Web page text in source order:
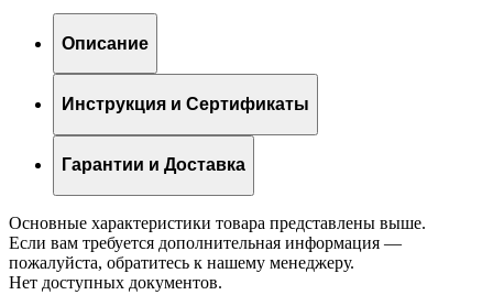
Описание
Инструкция и Сертификаты
Гарантии и Доставка
Основные характеристики товара представлены выше.
Если вам требуется дополнительная информация —
пожалуйста, обратитесь к нашему менеджеру.
Нет доступных документов.